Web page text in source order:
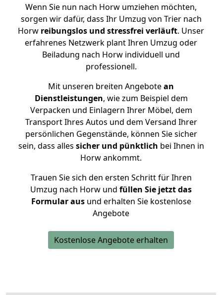
Wenn Sie nun nach Horw umziehen möchten,
sorgen wir dafür, dass Ihr Umzug von Trier nach
Horw reibungslos und stressfrei verläuft. Unser
erfahrenes Netzwerk plant Ihren Umzug oder
Beiladung nach Horw individuell und
professionell.
Mit unseren breiten Angebotean
Dienstleistungen, wie zum Beispiel dem
Verpacken und Einlagern Ihrer Möbel, dem
Transport Ihres Autos und dem Versand Ihrer
persönlichen Gegenstände, können Sie sicher
sein, dass alles sicher und pünktlich bei Ihnen in
Horw ankommt.
Trauen Sie sich den ersten Schritt für Ihren
Umzug nach Horw und füllen Sie jetzt das
Formular ausund erhalten Sie kostenlose
Angebote
Kostenlose Angebote erhalten